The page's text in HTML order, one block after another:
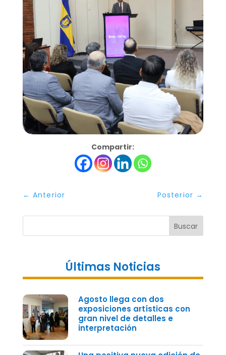
Compartir:
←Anterior Posterior →
Buscar
Últimas Noticias
Agosto llega con dos
exposiciones artísticas con
gran nivel de detalles e
interpretación